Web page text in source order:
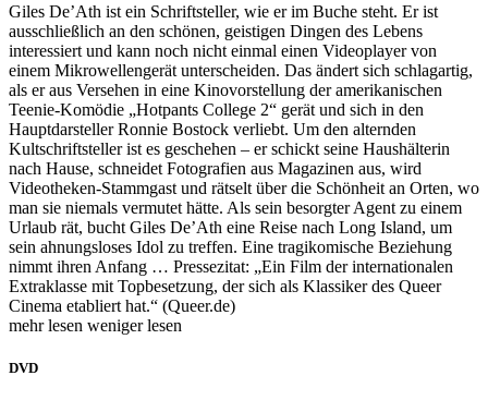
Giles De’Ath ist ein Schriftsteller, wie er im Buche steht. Er ist
ausschließlich an den schönen, geistigen Dingen des Lebens
interessiert und kann noch nicht einmal einen Videoplayer von
einem Mikrowellengerät unterscheiden. Das ändert sich schlagartig,
als er aus Versehen in eine Kinovorstellung der amerikanischen
Teenie-Komödie „Hotpants College 2“ gerät und sich in den
Hauptdarsteller Ronnie Bostock verliebt. Um den alternden
Kultschriftsteller ist es geschehen – er schickt seine Haushälterin
nach Hause, schneidet Fotografien aus Magazinen aus, wird
Videotheken-Stammgast und rätselt über die Schönheit an Orten, wo
man sie niemals vermutet hätte. Als sein besorgter Agent zu einem
Urlaub rät, bucht Giles De’Ath eine Reise nach Long Island, um
sein ahnungsloses Idol zu treffen. Eine tragikomische Beziehung
nimmt ihren Anfang … Pressezitat: „Ein Film der internationalen
Extraklasse mit Topbesetzung, der sich als Klassiker des Queer
Cinema etabliert hat.“ (Queer.de)
mehr lesen weniger lesen
DVD